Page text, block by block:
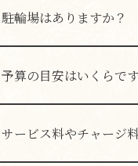
駐輪場はありますか？
提携駐輪場はございま
予算の目安はいくらで
お一人様あたりの平均
サービス料やチャージ